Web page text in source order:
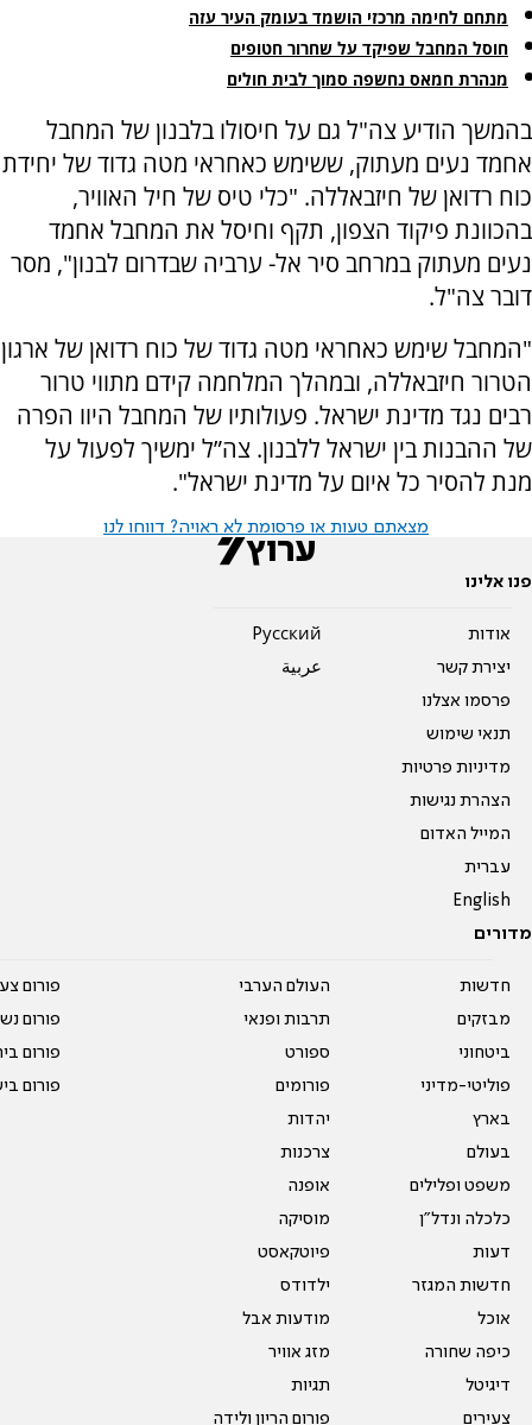
מתחם לחימה מרכזי הושמד בעומק העיר עזה
חוסל המחבל שפיקד על שחרור חטופים
מנהרת חמאס נחשפה סמוך לבית חולים
בהמשך הודיע צה"ל גם על חיסולו בלבנון של המחבל
אחמד נעים מעתוק, ששימש כאחראי מטה גדוד של יחידת
כוח רדואן של חיזבאללה. "כלי טיס של חיל האוויר,
בהכוונת פיקוד הצפון, תקף וחיסל את המחבל אחמד
נעים מעתוק במרחב סיר אל- ערביה שבדרום לבנון", מסר
דובר צה"ל.
"המחבל שימש כאחראי מטה גדוד של כוח רדואן של ארגון
הטרור חיזבאללה, ובמהלך המלחמה קידם מתווי טרור
רבים נגד מדינת ישראל. פעולותיו של המחבל היוו הפרה
של ההבנות בין ישראל ללבנון. צה”ל ימשיך לפעול על
מנת להסיר כל איום על מדינת ישראל".
מצאתם טעות או פרסומת לא ראויה? דווחו לנו
פנו אלינו
אודות
יצירת קשר
פרסמו אצלנו
תנאי שימוש
מדיניות פרטיות
הצהרת נגישות
המייל האדום
עברית
English
Pусский
عربية
מדורים
חדשות
מבזקים
ביטחוני
פוליטי-מדיני
בארץ
בעולם
משפט ופלילים
כלכלה ונדל"ן
דעות
חדשות המגזר
אוכל
כיפה שחורה
דיגיטל
צעירים
העולם הערבי
תרבות ופנאי
ספורט
פורומים
יהדות
צרכנות
אופנה
מוסיקה
פיוטקאסט
ילדודס
מודעות אבל
מזג אוויר
תגיות
פורום הריון ולידה
פורום
פורום
פורום
פורום